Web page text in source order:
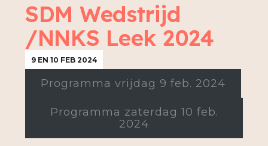
SDM Wedstrijd
/NNKS Leek 2024
9 EN 10 FEB 2024
Programma vrijdag 9 feb. 2024
Programma zaterdag 10 feb.
2024